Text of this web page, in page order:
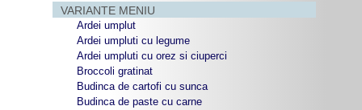
VARIANTE MENIU
Ardei umplut
Ardei umpluti cu legume
Ardei umpluti cu orez si ciuperci
Broccoli gratinat
Budinca de cartofi cu sunca
Budinca de paste cu carne